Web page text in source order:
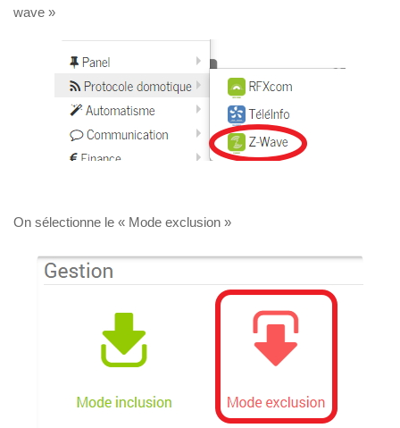
wave »
On sélectionne le « Mode exclusion »